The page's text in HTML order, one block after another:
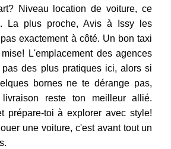
Niveau location de voiture, ce
La plus proche, Avis à Issy les
exactement à côté. Un bon taxi
L'emplacement des agences
des plus pratiques ici, alors si
bornes ne te dérange pas,
reste ton meilleur allié.
prépare-toi à explorer avec style!
une voiture, c'est avant tout un